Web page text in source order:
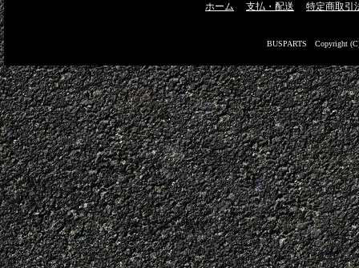
ホーム 支払・配送 特定商取引
BUSPARTS Copyright